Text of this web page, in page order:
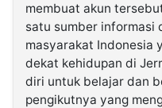
membuat akun
satu sumber informasi
masyarakat Indonesia
dekat kehidupan di
diri untuk belajar dan
pengikutnya yang